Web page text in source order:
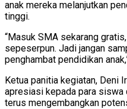
anak mereka melanjutkan
tinggi.
“Masuk SMA sekarang
sepeserpun. Jadi jangan
penghambat pendidikan
Ketua panitia kegiatan, Deni
apresiasi kepada para siswa
terus mengembangkan